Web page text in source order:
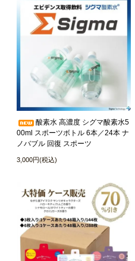
酸素水 高濃度 シグマ酸素水5
00ml スポーツボトル 6本／24本 ナ
ノバブル 回復 スポーツ
3,000円(税込)